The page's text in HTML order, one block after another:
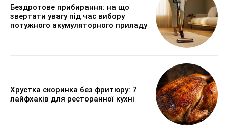
Бездротове прибирання: на що
звертати увагу під час вибору
потужного акумуляторного приладу
Хрустка скоринка без фритюру: 7
лайфхаків для ресторанної кухні